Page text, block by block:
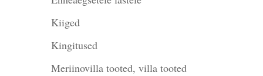
Kiiged
Kingitused
Meriinovilla tooted, villa tooted